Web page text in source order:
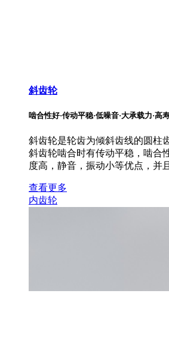
斜齿轮
啮合性好·传动平稳·低噪音·大承载力·高
斜齿轮是轮齿为倾斜齿线的圆柱
斜齿轮啮合时有传动平稳，啮合
度高，静音，振动小等优点，并
查看更多
内齿轮